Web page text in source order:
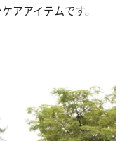
アアイテムです。